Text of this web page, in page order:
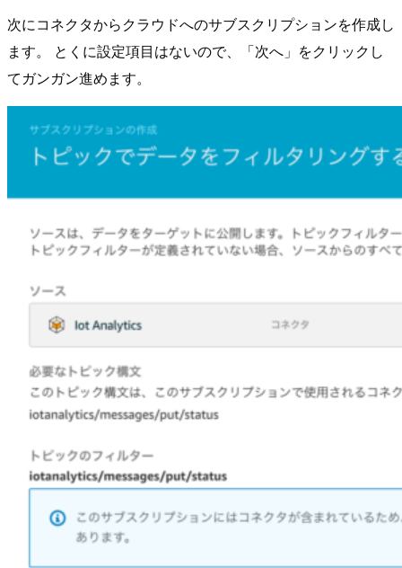
次にコネクタからクラウドへのサブスクリプションを作成し
ます。 とくに設定項目はないので、「次へ」をクリックし
てガンガン進めます。